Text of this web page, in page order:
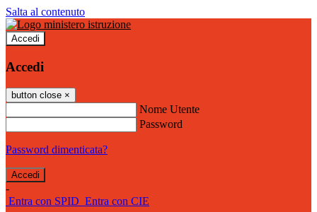
Salta al contenuto
Accedi
Accedi
button close ×
Nome Utente
Password
Password dimenticata?
-
Entra con SPID Entra con CIE